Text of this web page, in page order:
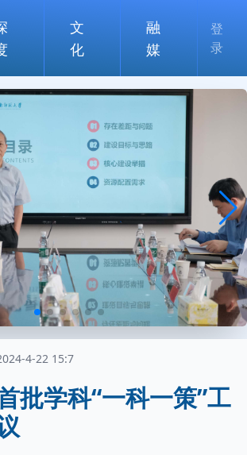
文
化
融
媒
登
录
4-22 15:7
批学科“一科一策”工